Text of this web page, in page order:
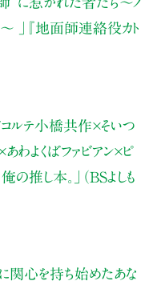
」
『地面師連絡役カト
ルテ小橋共作×そいつ
わよくばファビアン×ピ
推し本。」（BSよしも
に関心を持ち始めたあな